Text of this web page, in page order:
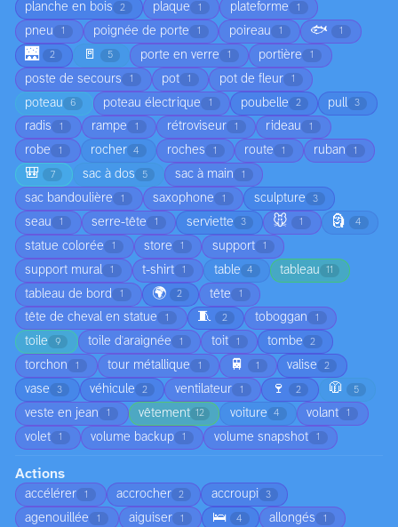
planche en bois 2 plaque 1 plateforme 1
pneu 1 poignée de porte 1 poireau 1 🐟 1
🌉 2 🚪 5 porte en verre 1 portière 1
poste de secours 1 pot 1 pot de fleur 1
poteau 6 poteau électrique 1 poubelle 2 pull 3
radis 1 rampe 1 rétroviseur 1 rideau 1
robe 1 rocher 4 roches 1 route 1 ruban 1
🎒 7 sac à dos 5 sac à main 1
sac bandoulière 1 saxophone 1 sculpture 3
seau 1 serre-tête 1 serviette 3 🐭 1 🗿 4
statue colorée 1 store 1 support 1
support mural 1 t-shirt 1 table 4 tableau 11
tableau de bord 1 🌍 2 tête 1
tête de cheval en statue 1 🧵 2 toboggan 1
toile 9 toile d'araignée 1 toit 1 tombe 2
torchon 1 tour métallique 1 🚆 1 valise 2
vase 3 véhicule 2 ventilateur 1 🍷 2 🧥 5
veste en jean 1 vêtement 12 voiture 4 volant 1
volet 1 volume backup 1 volume snapshot 1
Actions
accélérer 1 accrocher 2 accroupi 3
agenouillée 1 aiguiser 1 🛌 4 allongés 1